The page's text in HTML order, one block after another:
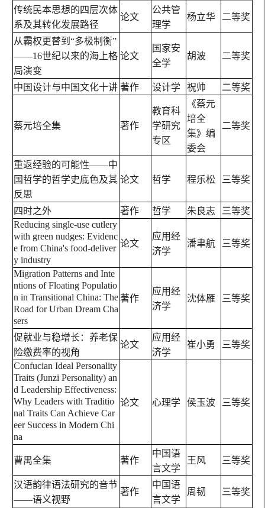
传统民本思想的四层次体
系及其转化发展路径
论文
公共管
理学
杨立华 二等奖
从霸权更替到“多极制衡”
——16世纪以来的海上格
局演变
论文
国家安
全学
胡波 二等奖
中国设计与中国文化十讲 著作 设计学 祝帅 二等奖
蔡元培全集 著作
教育科
学研究
专区
《蔡元
培全
集》编
委会
二等奖
重返经验的可能性——中
国哲学的哲学史底色及其
反思
论文 哲学 程乐松 三等奖
四时之外 著作 哲学 朱良志
三等奖
Reducing single-use cutlery
with green nudges: Evidenc
e from China's food-deliver
y industry
论文
应用经
济学
潘聿航 三等奖
Migration Patterns and Inte
ntions of Floating Populatio
n in Transitional China: The
Road for Urban Dream Cha
sers
著作
应用经
济学
沈体雁 三等奖
促就业与稳增长：养老保
险缴费率的视角
论文
应用经
济学
崔小勇 三等奖
Confucian Ideal Personality
Traits (Junzi Personality) an
d Leadership Effectiveness:
Why Leaders with Traditio
nal Traits Can Achieve Car
eer Success in Modern Chi
na
论文 心理学 侯玉波 三等奖
曹禺全集 著作
中国语
言文学
王风 三等奖
汉语韵律语法研究的音节
——语义视野
著作
中国语
言文学
周韧 三等奖